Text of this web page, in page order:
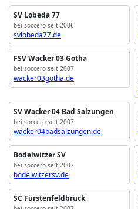
SV Lobeda 77
bei soccero seit 2006
svlobeda77.de
FSV Wacker 03 Gotha
bei soccero seit 2007
wacker03gotha.de
SV Wacker 04 Bad Salzungen
bei soccero seit 2007
wacker04badsalzungen.de
Bodelwitzer SV
bei soccero seit 2007
bodelwitzersv.de
SC Fürstenfeldbruck